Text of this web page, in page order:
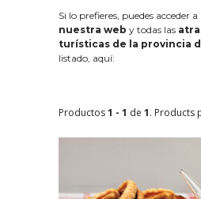
Si lo prefieres, puedes acceder a
nuestra web y todas las
turísticas de la provincia
listado, aquí:
Productos1 - 1 de 1. Products